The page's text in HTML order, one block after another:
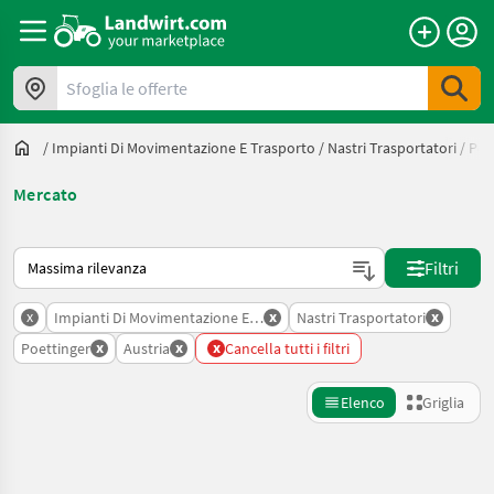
Sfoglia le offerte
/ Impianti Di Movimentazione E Trasporto / Nastri Trasportatori /
Mercato
Ecco come viene ordinato su Landwirt.com
Filtri
x Impianti Di Movimentazione E Trasporto
x Nastri Trasportatori x
Poettinger x Austria x x Cancella tutti i filtri
Elenco Griglia